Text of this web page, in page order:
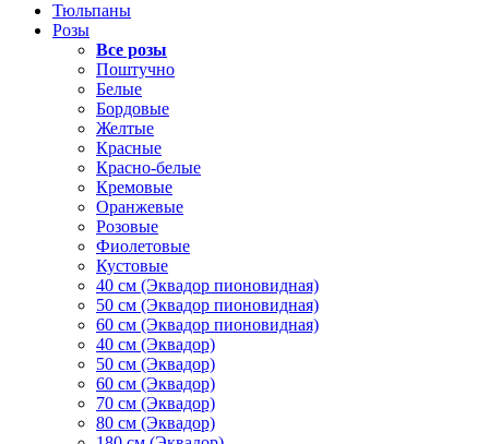
Тюльпаны
Розы
Все розы
Поштучно
Белые
Бордовые
Желтые
Красные
Красно-белые
Кремовые
Оранжевые
Розовые
Фиолетовые
Кустовые
40 см (Эквадор пионовидная)
50 см (Эквадор пионовидная)
60 см (Эквадор пионовидная)
40 см (Эквадор)
50 см (Эквадор)
60 см (Эквадор)
70 см (Эквадор)
80 см (Эквадор)